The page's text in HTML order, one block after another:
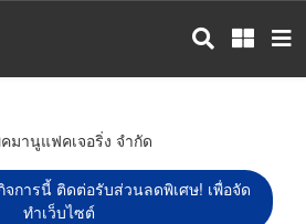
มานูแฟคเจอริ่ง จำกัด
การนี้ ติดต่อรับส่วนลดพิเศษ! เพื่อจัด
ทำเว็บไซต์